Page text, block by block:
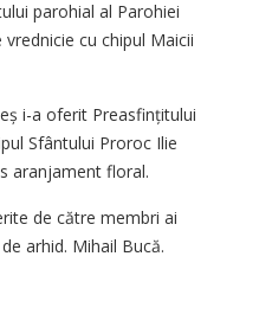
parohial al Parohiei
cu chipul Maicii
i-a oferit Preasfințitului
Sfântului Proroc Ilie
aranjament floral.
de către membri ai
arhid. Mihail Bucă.